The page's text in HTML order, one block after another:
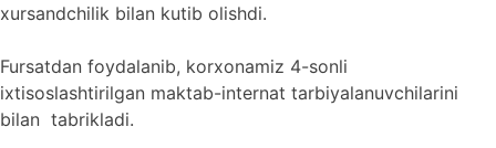
xursandchilik bilan kutib olishdi.
Fursatdan foydalanib, korxonamiz 4-sonli
ixtisoslashtirilgan maktab-internat tarbiyalanuvchilarini
bilan tabrikladi.